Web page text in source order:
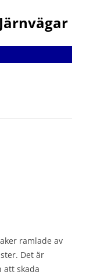
ramlade av
Det är
att skada